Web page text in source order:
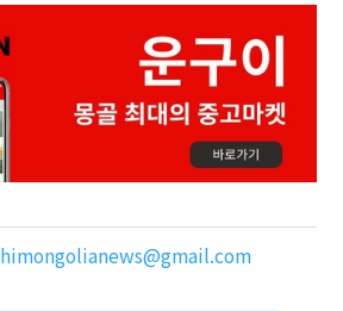
himongolianews@gmail.com